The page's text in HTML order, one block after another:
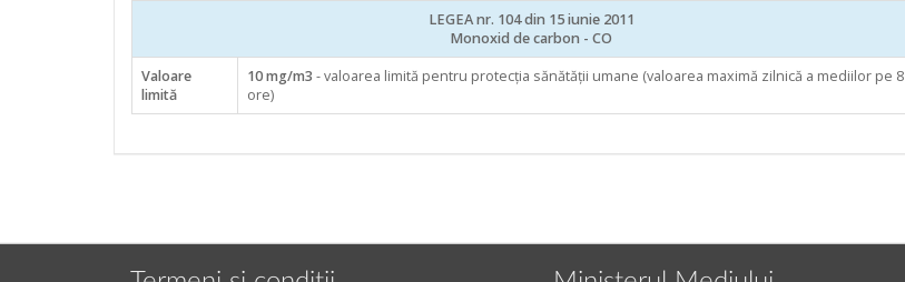
LEGEA nr. 104 din 15 iunie 2011
Monoxid de carbon - CO
Valoare
limită
10 mg/m3 - valoarea limită pentru protecția sănătății umane (valoarea maximă zilnică a mediilor pe 8
ore)